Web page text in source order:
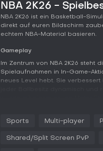
NBA 2K26 -
NBA 2K26 ist ein Basketball-
direkt auf euren Bildschirm
echtem NBA-Material basieren.
Gameplay
Im Zentrum von NBA 2K26 steht
Spielaufnahmen in In-Game-
neues Level hebt. Sie
Verteidigungsaktionen und
können hier jedes Match kippen.
Sports Multi-player
Shared/Split Screen PvP